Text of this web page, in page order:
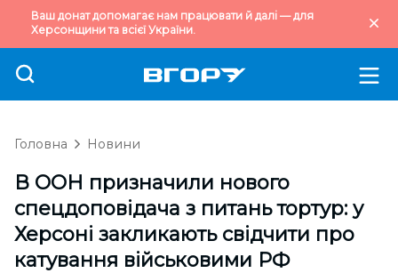
Ваш донат допомагає нам працювати й далі — для
Херсонщини та всієї України.
Головна Новини
В ООН призначили нового
спецдоповідача з питань тортур: у
Херсоні закликають свідчити про
катування військовими РФ